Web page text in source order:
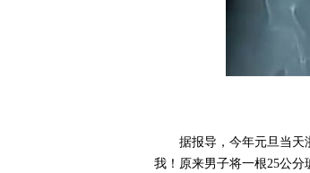
据报导，今年元旦当天
我！原来男子将一根25公分